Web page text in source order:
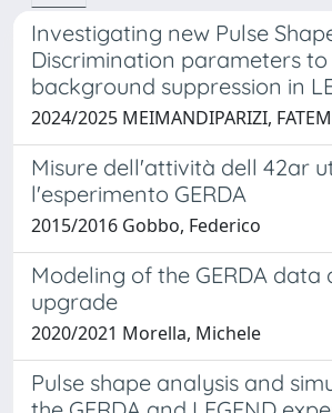
Investigating new Pulse
Discrimination parameters
background suppression in
2024/2025 MEIMANDIPARIZI,
Misure dell'attività dell 42ar
l'esperimento GERDA
2015/2016 Gobbo, Federico
Modeling of the GERDA data
upgrade
2020/2021 Morella, Michele
Pulse shape analysis and